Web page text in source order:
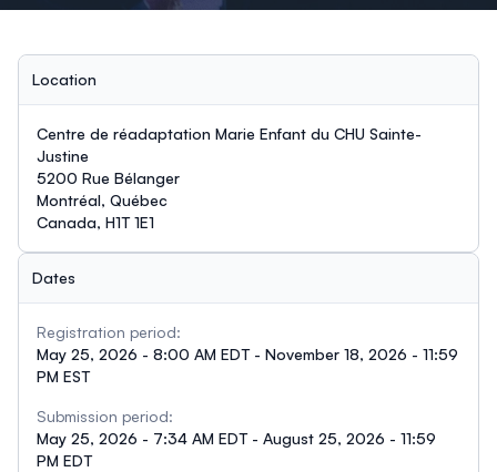
Location
Centre de réadaptation Marie Enfant du CHU Sainte-
Justine
5200 Rue Bélanger
Montréal, Québec
Canada, H1T 1E1
Dates
Registration period:
May 25, 2026 - 8:00 AM EDT - November 18, 2026 - 11:59
PM EST
Submission period:
May 25, 2026 - 7:34 AM EDT - August 25, 2026 - 11:59
PM EDT